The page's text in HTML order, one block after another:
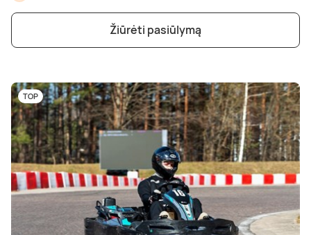
Žiūrėti pasiūlymą
TOP